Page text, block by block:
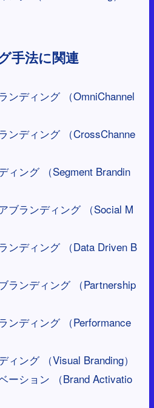
手法に関連
ンディング （OmniChannel
ンディング （CrossChanne
ィング （Segment Brandin
ブランディング （Social M
ンディング （Data Driven B
ランディング （Partnership
ンディング （Performance
ィング （Visual Branding）
ーション （Brand Activatio